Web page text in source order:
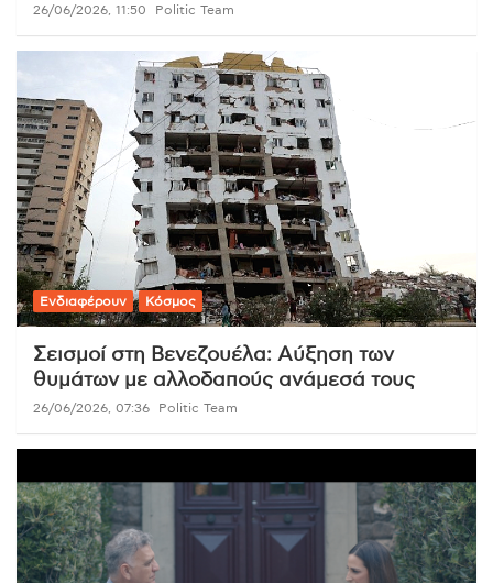
26/06/2026, 11:50 Politic Team
Ενδιαφέρουν Κόσμος
Σεισμοί στη Βενεζουέλα: Αύξηση των
θυμάτων με αλλοδαπούς ανάμεσά τους
26/06/2026, 07:36 Politic Team